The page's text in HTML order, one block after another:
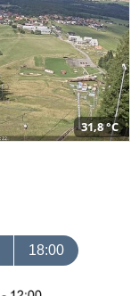
31,8 °C
18:00